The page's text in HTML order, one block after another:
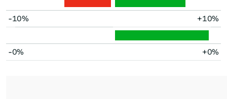
-10% +10%
-0% +0%